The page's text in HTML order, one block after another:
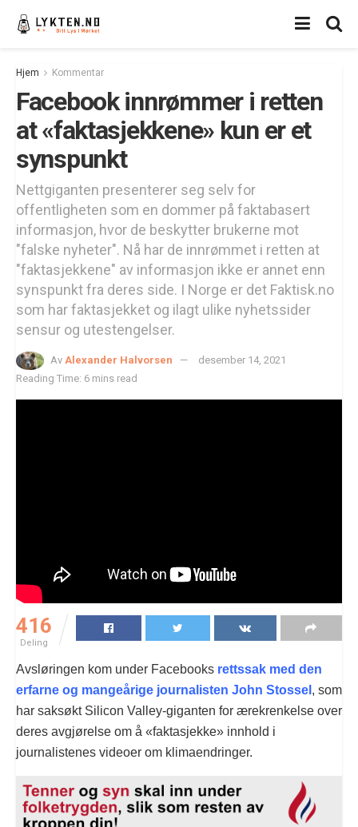
Hjem Kommentar
Facebook innrømmer i retten
at «faktasjekkene» kun er et
synspunkt
Nettgiganten presenterer seg selv for
offentligheten som en dommer på faktabasert
informasjon, hvor de beskytter brukerne mot
"falske nyheter". Nå har de innrømmet i retten at
"faktasjekkene" av informasjon ikke er annet enn
synspunkt fra deres side. I Norge er det Faktisk.no
som har faktasjekket og ilagt ulike nyhetssider
sensur og utestengelser.
Av Alexander Halvorsen
desember 14, 2021
Reading Time: 6 mins read
416
Deling
Avsløringen kom under Facebooks rettssak med den
erfarne og mangeårige journalisten John Stossel , som
har saksøkt Silicon Valley-giganten for ærekrenkelse over
deres avgjørelse om å «faktasjekke» innhold i
journalistenes videoer om klimaendringer.